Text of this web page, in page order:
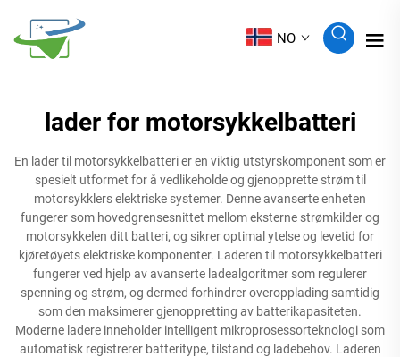
NO
lader for motorsykkelbatteri
En lader til motorsykkelbatteri er en viktig utstyrskomponent som er
spesielt utformet for å vedlikeholde og gjenopprette strøm til
motorsykklers elektriske systemer. Denne avanserte enheten
fungerer som hovedgrensesnittet mellom eksterne strømkilder og
motorsykkelen ditt batteri, og sikrer optimal ytelse og levetid for
kjøretøyets elektriske komponenter. Laderen til motorsykkelbatteri
fungerer ved hjelp av avanserte ladealgoritmer som regulerer
spenning og strøm, og dermed forhindrer overopplading samtidig
som den maksimerer gjenoppretting av batterikapasiteten.
Moderne ladere inneholder intelligent mikroprosessorteknologi som
automatisk registrerer batteritype, tilstand og ladebehov. Laderen